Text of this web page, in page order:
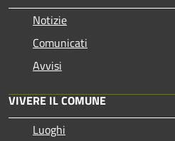
Notizie
Comunicati
Avvisi
VIVERE IL COMUNE
Luoghi